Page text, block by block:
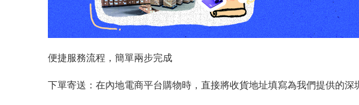
便捷服務流程，簡單兩步完成
下單寄送：在內地電商平台購物時，直接將收貨地址填寫為我們提供的深